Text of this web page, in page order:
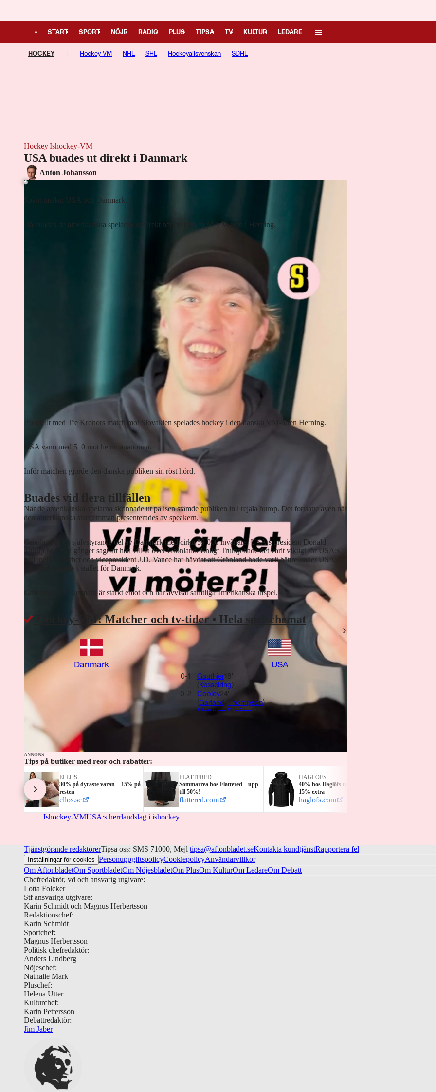
START SPORT NÖJE RADIO PLUS TIPSA TV KULTUR LEDARE
HOCKEY Hockey-VM NHL SHL Hockeyallsvenskan SDHL
Hockey|Ishockey-VM
USA buades ut direkt i Danmark
Anton Johansson
Laddar ...
Spänt mellan USA och Danmark.
Då buades de amerikanska spelarna ut direkt när de klev in på VM-isen i Herning.
Parallellt med Tre Kronors match mot Slovakien spelades hockey i den danska VM-orten Herning.
USA vann med 5–0 mot hemmanationen.
Inför matchen gjorde den danska publiken sin röst hörd.
Buades vid flera tillfällen
När de amerikanska spelarna skrinnade ut på isen stämde publiken in i rejäla burop. Det fortsatte även när
den amerikanska startfemman presenterades av speakern.
Grönland är en självstyrande del av Danmark med cirka 59 000 invånare. USA:s president Donald
Trump har flera gånger sagt att han vill ta över Grönland. Enligt Trump hade det varit viktigt för USA:s
nationella säkerhet och vicepresident J.D. Vance har hävdat att Grönland hade varit bättre under USA:s
säkerhetsparaply i stället för Danmark.
Grönland och Danmark är starkt emot och har avvisat samtliga amerikanska utspel.
Hockey-VM: Matcher och tv-tider • Hela spelschemat
Allt om matchen
Danmark
Slut
0-5 USA
0-1 Gauthier18'
(Kesselring)
0-2 Cooley24'
(Garland Thompson)
Matthew Beniers
ANNONS
Tips på butiker med reor och rabatter:
ELLOS
30% på dyraste varan + 15% på
resten
ellos.se
FLATTERED
Sommarrea hos Flattered – upp
till 50%!
flattered.com
HAGLÖFS
40% hos Haglöfs rea – nu även
15% extra
haglofs.com
Ishockey-VMUSA:s herrlandslag i ishockey
Tjänstgörande redaktörerTipsa oss: SMS 71000, Mejl tipsa@aftonbladet.seKontakta kundtjänstRapportera fel
Inställningar för cookies PersonuppgiftspolicyCookiepolicyAnvändarvillkor
Om AftonbladetOm SportbladetOm NöjesbladetOm PlusOm KulturOm LedareOm Debatt
Chefredaktör, vd och ansvarig utgivare:
Lotta Folcker
Stf ansvariga utgivare:
Karin Schmidt och Magnus Herbertsson
Redaktionschef:
Karin Schmidt
Sportchef:
Magnus Herbertsson
Politisk chefredaktör:
Anders Lindberg
Nöjeschef:
Nathalie Mark
Pluschef:
Helena Utter
Kulturchef:
Karin Pettersson
Debattredaktör:
Jim Jaber